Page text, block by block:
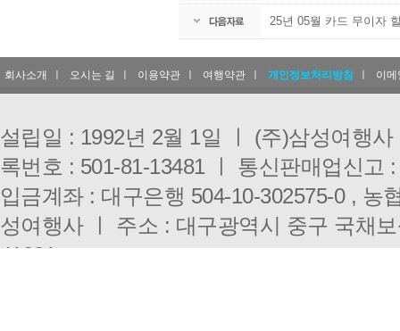
25년 05월 카드 무이자
회사소개 오시는 길 이용약관 여행약관 개인정보처리방침 이
설립일 : 1992년 2월 1일 ㅣ (주)삼성여행
록번호 : 501-81-13481 ㅣ 통신판매업신고
입금계좌 : 대구은행 504-10-302575-0 , 농
성여행사 ㅣ 주소 : 대구광역시 중구 국채
41921